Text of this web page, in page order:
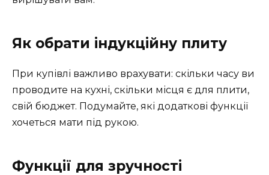
Як обрати індукційну плиту
При купівлі важливо врахувати: скільки часу ви
проводите на кухні, скільки місця є для плити,
свій бюджет. Подумайте, які додаткові функції
хочеться мати під рукою.
Функції для зручності